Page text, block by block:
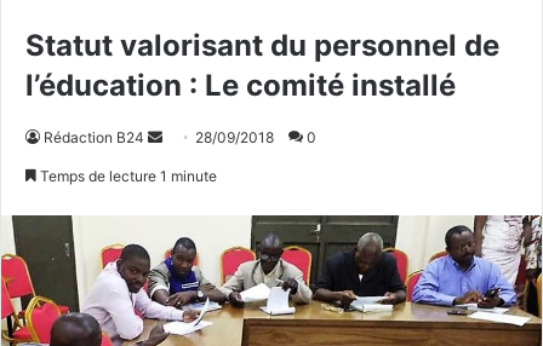
Statut valorisant du personnel de
l’éducation : Le comité installé
Rédaction B24
y
e
r
u
28/09/2018 0
Temps de lecture 1 minute